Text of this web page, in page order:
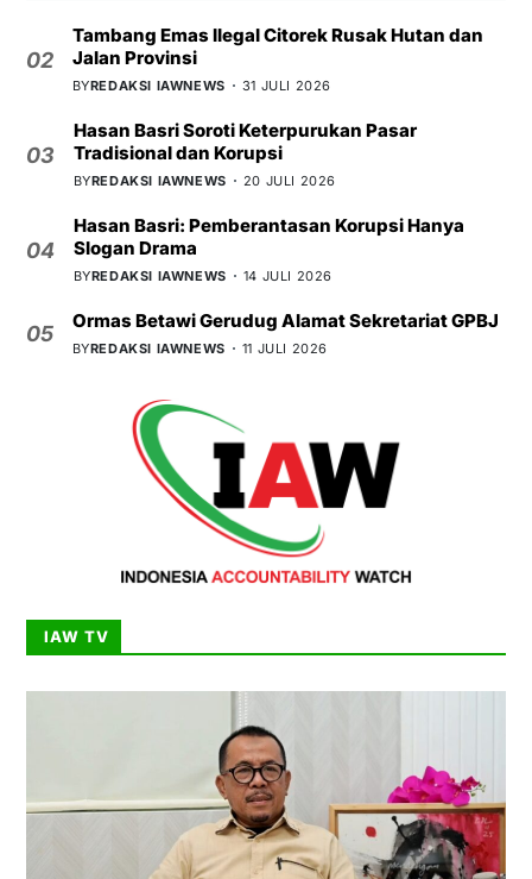
02
Tambang Emas Ilegal Citorek Rusak Hutan dan
Jalan Provinsi
BYREDAKSI IAWNEWS 31 JULI 2026
03
Hasan Basri Soroti Keterpurukan Pasar
Tradisional dan Korupsi
BYREDAKSI IAWNEWS 20 JULI 2026
04
Hasan Basri: Pemberantasan Korupsi Hanya
Slogan Drama
BYREDAKSI IAWNEWS 14 JULI 2026
05
Ormas Betawi Gerudug Alamat Sekretariat GPBJ
BYREDAKSI IAWNEWS 11 JULI 2026
IAW TV